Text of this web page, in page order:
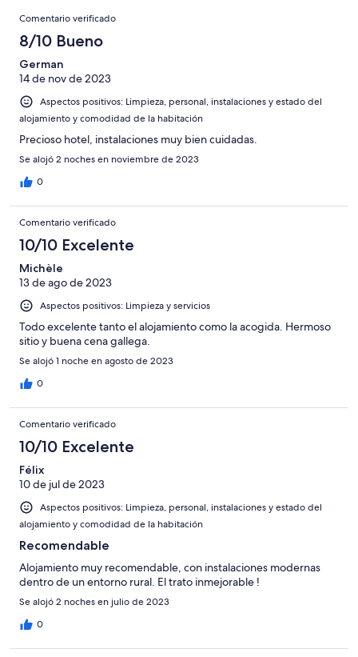
puntuación
Normal
una
puntuación
Mediocre
una
puntuación
de
Comentarios
Comentario verificado
8/10 Bueno
German
14 de nov de 2023
Aspectos positivos: Limpieza, personal, instalaciones y estado del
alojamiento y comodidad de la habitación
Precioso hotel, instalaciones muy bien cuidadas.
Se alojó 2 noches en noviembre de 2023
0
Comentario verificado
10/10 Excelente
Michèle
13 de ago de 2023
Aspectos positivos: Limpieza y servicios
Todo excelente tanto el alojamiento como la acogida. Hermoso
sitio y buena cena gallega.
Se alojó 1 noche en agosto de 2023
0
Comentario verificado
10/10 Excelente
Félix
10 de jul de 2023
Aspectos positivos: Limpieza, personal, instalaciones y estado del
alojamiento y comodidad de la habitación
Recomendable
Alojamiento muy recomendable, con instalaciones modernas
dentro de un entorno rural. El trato inmejorable !
Se alojó 2 noches en julio de 2023
0